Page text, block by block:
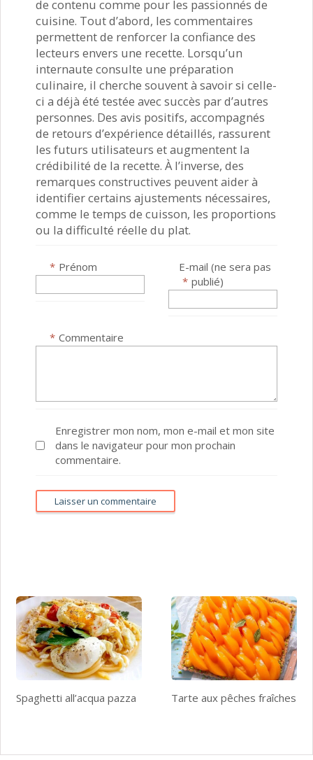
de contenu comme pour les passionnés de
cuisine. Tout d’abord, les commentaires
permettent de renforcer la confiance des
lecteurs envers une recette. Lorsqu’un
internaute consulte une préparation
culinaire, il cherche souvent à savoir si celle-
ci a déjà été testée avec succès par d’autres
personnes. Des avis positifs, accompagnés
de retours d’expérience détaillés, rassurent
les futurs utilisateurs et augmentent la
crédibilité de la recette. À l’inverse, des
remarques constructives peuvent aider à
identifier certains ajustements nécessaires,
comme le temps de cuisson, les proportions
ou la difficulté réelle du plat.
Commentaire
*
Prénom
*
E-mail (ne sera pas
publié)
*
Enregistrer mon nom, mon e-mail et mon site
dans le navigateur pour mon prochain
commentaire.
Spaghetti all’acqua pazza Tarte aux pêches fraîches